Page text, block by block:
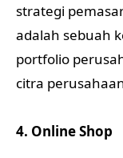
strategi
adalah sebuah
portfolio
citra
4. Online Shop